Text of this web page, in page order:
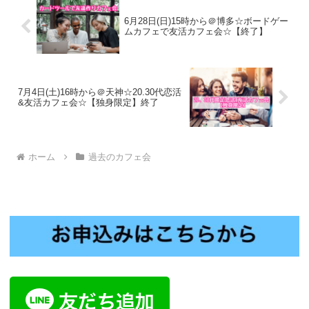
6月28日(日)15時から＠博多☆ボードゲー
ムカフェで友活カフェ会☆【終了】
7月4日(土)16時から＠天神☆20.30代恋活
&友活カフェ会☆【独身限定】終了
ホーム 過去のカフェ会